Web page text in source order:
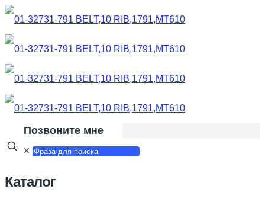
Позвоните мне
✕
Каталог